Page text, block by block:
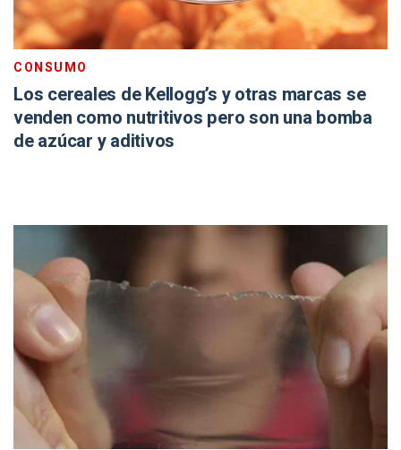
CONSUMO
Los cereales de Kellogg’s y otras marcas se
venden como nutritivos pero son una bomba
de azúcar y aditivos